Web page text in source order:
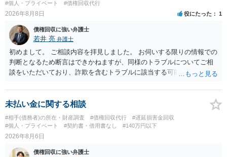
#個人・プライベート #債権回収代行
2026年8月8日 役にたった 1
債権回収に強い弁護士
若井 亮 弁護士
初めまして。 ご相談内容を拝見しました。 お伺いする限りの情報での
判断となるため断言はできかねますが、同様のトラブルについてご相
談をいただいており、詐欺を含むトラブルに該当する可能性があるで
ります。 お金を渡した方法が現金手渡しではなく、指定口座への振込
であるならば、相手方の身元を特定できる可能性もあるでしょう。 い
ずれにせよ、まずは速やかに最寄りの警察署に被害相談に行くことを
お勧めします。
未払い金に関する相談
#相手(債務者)の所在・財産調査 #債権回収代行
#遅延損害金回収
#個人・プライベート
#契約書・借用書なし #140万円以下
2026年8月6日
債権回収に強い弁護士